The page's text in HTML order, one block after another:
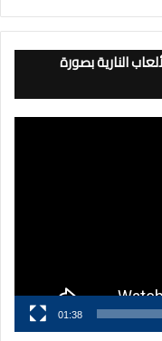
النارية بصورة
01:38